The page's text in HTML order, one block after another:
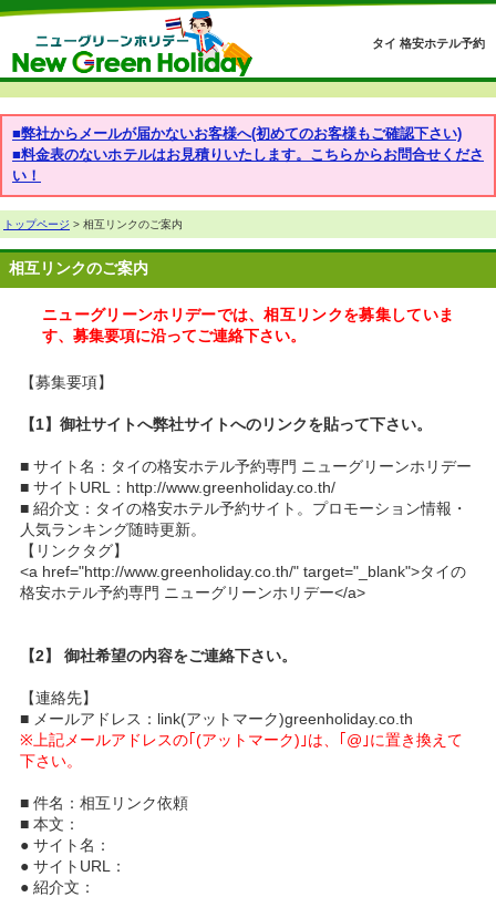
タイ 格安ホテル予約
■弊社からメールが届かないお客様へ(初めてのお客様もご確認下さい)
■料金表のないホテルはお見積りいたします。こちらからお問合せくださ
い！
トップページ > 相互リンクのご案内
相互リンクのご案内
ニューグリーンホリデーでは、相互リンクを募集していま
す、募集要項に沿ってご連絡下さい。
【募集要項】
【1】御社サイトへ弊社サイトへのリンクを貼って下さい。
■ サイト名：タイの格安ホテル予約専門 ニューグリーンホリデー
■ サイトURL：http://www.greenholiday.co.th/
■ 紹介文：タイの格安ホテル予約サイト。プロモーション情報・
人気ランキング随時更新。
【リンクタグ】
<a href="http://www.greenholiday.co.th/" target="_blank">タイの
格安ホテル予約専門 ニューグリーンホリデー</a>
【2】 御社希望の内容をご連絡下さい。
【連絡先】
■ メールアドレス：link(アットマーク)greenholiday.co.th
※上記メールアドレスの｢(アットマーク)｣は、｢@｣に置き換えて
下さい。
■ 件名：相互リンク依頼
■ 本文：
● サイト名：
● サイトURL：
● 紹介文：